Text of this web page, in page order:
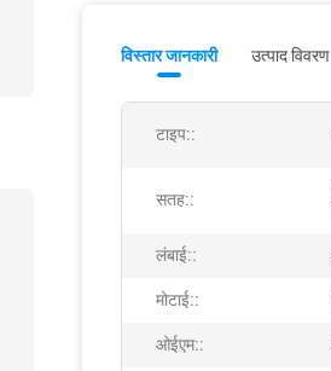
विस्तार जानकारी उत्पाद विवरण
टाइप::
सतह::
लंबाई::
मोटाई::
ओईएम::